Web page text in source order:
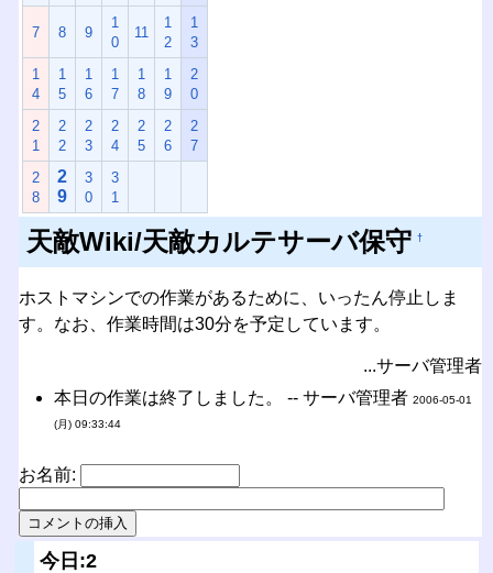
7 8 9
1
0
11
1
2
1
3
1
4
1
5
1
6
1
7
1
8
1
9
2
0
2
1
2
2
2
3
2
4
2
5
2
6
2
7
2
8
2
9
3
0
3
1
天敵Wiki/天敵カルテサーバ保守 †
ホストマシンでの作業があるために、いったん停止しま
す。なお、作業時間は30分を予定しています。
...サーバ管理者
本日の作業は終了しました。 -- サーバ管理者 2006-05-01
(月) 09:33:44
お名前:
今日:2